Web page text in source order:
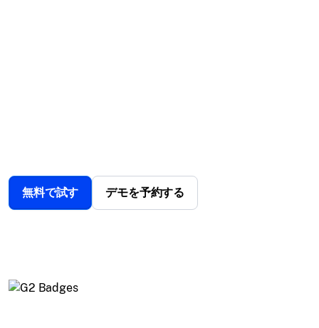
無料で試す デモを予約する